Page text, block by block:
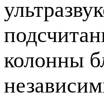
колонны